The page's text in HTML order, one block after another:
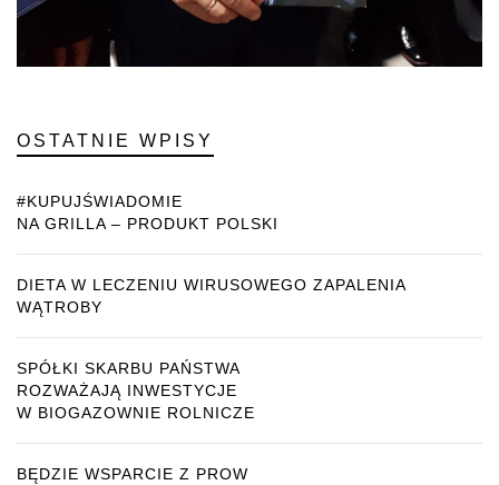
OSTATNIE WPISY
#KUPUJŚWIADOMIE
NA GRILLA – PRODUKT POLSKI
DIETA W LECZENIU WIRUSOWEGO ZAPALENIA
WĄTROBY
SPÓŁKI SKARBU PAŃSTWA
ROZWAŻAJĄ INWESTYCJE
W BIOGAZOWNIE ROLNICZE
BĘDZIE WSPARCIE Z PROW